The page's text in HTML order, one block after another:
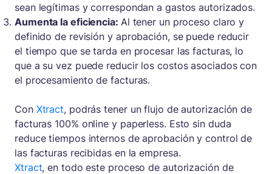
sean legítimas y correspondan a gastos autorizados.
Aumenta la eficiencia: Al tener un proceso claro y
definido de revisión y aprobación, se puede reducir
el tiempo que se tarda en procesar las facturas, lo
que a su vez puede reducir los costos asociados con
el procesamiento de facturas.
Con Xtract, podrás tener un flujo de autorización de
facturas 100% online y paperless. Esto sin duda
reduce tiempos internos de aprobación y control de
las facturas recibidas en la empresa.
Xtract, en todo este proceso de autorización de